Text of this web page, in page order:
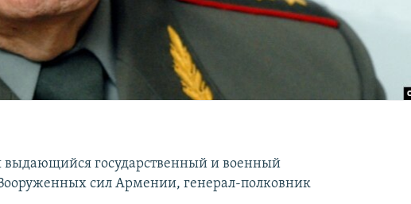
выдающийся государственный и военный
сил Армении, генерал-полковник